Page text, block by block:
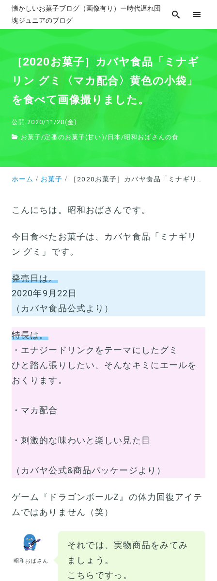
懐かしいお菓子ブログ（画像有り）ー時代遅れ団
塊ジュニアのブログ
［2020お菓子］カバヤ食品「ミナギ
リン グミ〈マカ配合〉黄色の小袋」
を食べて画像撮りました。
公開:2020/11/20(金)
お菓子/定番のお菓子(甘い) / 日本/昭和おばさんの食
ホーム お菓子 ［2020お菓子］カバヤ食品「ミナギリン グミ〈マカ配合〉黄色の小袋」を食べて画像撮りました。
こんにちは。昭和おばさんです。
今日食べたお菓子は、カバヤ食品「ミナギリ
ン グミ」です。
発売日は。
2020年9月22日
（カバヤ食品公式より）
特長は。
・エナジードリンクをテーマにしたグミ
ひと踏ん張りしたい、そんなキミにエールを
おくります。
・マカ配合
・刺激的な味わいと楽しい見た目
（カバヤ公式&商品パッケージより）
ゲーム『ドラゴンボールZ』の体力回復アイテ
ムではありません（笑）
昭和おばさん
それでは、実物商品をみてみ
ましょう。
こちらですっ。